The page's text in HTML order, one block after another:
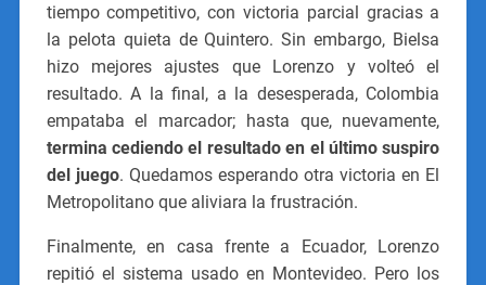
tiempo competitivo, con victoria parcial gracias a
la pelota quieta de Quintero. Sin embargo, Bielsa
hizo mejores ajustes que Lorenzo y volteó el
resultado. A la final, a la desesperada, Colombia
empataba el marcador; hasta que, nuevamente,
termina cediendo el resultado en el último suspiro
del juego. Quedamos esperando otra victoria en El
Metropolitano que aliviara la frustración.
Finalmente, en casa frente a Ecuador, Lorenzo
repitió el sistema usado en Montevideo. Pero los